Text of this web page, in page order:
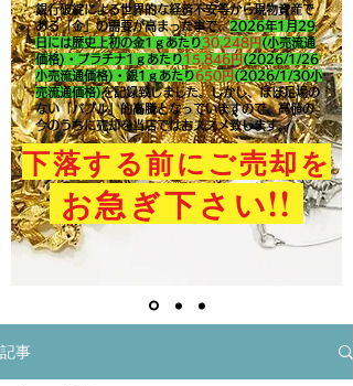
銀行破綻による世界的な経済不安等から現物資産で
ある「金」の需要が高まった事で、2026年1月29
日には歴史上初の金1ｇあたり30,248円 (小売流通
価格)・プラチナ1ｇあたり15,846円 (2026/1/26
小売流通価格)・銀1ｇあたり650円 (2026/1/30小
売流通価格)を記録致しました。​しかし、ほぼ足場の
ない「バブル」的高騰となっていますので、高値の
今のうちに売却を当店ではおススメ致します。
下落する前にご売却を
お急ぎ下さい!!
記事